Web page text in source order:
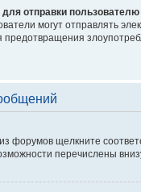
отправки
могут отправлять
форумов щелкните
перечислены